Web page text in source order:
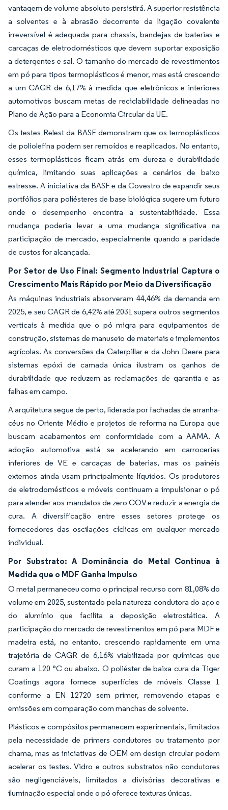
vantagem de volume absoluto persistirá. A superior resistência
a solventes e à abrasão decorrente da ligação covalente
irreversível é adequada para chassis, bandejas de baterias e
carcaças de eletrodomésticos que devem suportar exposição
a detergentes e sal. O tamanho do mercado de revestimentos
em pó para tipos termoplásticos é menor, mas está crescendo
a um CAGR de 6,17% à medida que eletrônicos e interiores
automotivos buscam metas de reciclabilidade delineadas no
Plano de Ação para a Economia Circular da UE.
Os testes Relest da BASF demonstram que os termoplásticos
de poliolefina podem ser remoídos e reaplicados. No entanto,
esses termoplásticos ficam atrás em dureza e durabilidade
química, limitando suas aplicações a cenários de baixo
estresse. A iniciativa da BASF e da Covestro de expandir seus
portfólios para poliésteres de base biológica sugere um futuro
onde o desempenho encontra a sustentabilidade. Essa
mudança poderia levar a uma mudança significativa na
participação de mercado, especialmente quando a paridade
de custos for alcançada.
Por Setor de Uso Final: Segmento Industrial Captura o
Crescimento Mais Rápido por Meio da Diversificação
As máquinas industriais absorveram 44,46% da demanda em
2025, e seu CAGR de 6,42% até 2031 supera outros segmentos
verticais à medida que o pó migra para equipamentos de
construção, sistemas de manuseio de materiais e implementos
agrícolas. As conversões da Caterpillar e da John Deere para
sistemas epóxi de camada única ilustram os ganhos de
durabilidade que reduzem as reclamações de garantia e as
falhas em campo.
A arquitetura segue de perto, liderada por fachadas de arranha-
céus no Oriente Médio e projetos de reforma na Europa que
buscam acabamentos em conformidade com a AAMA. A
adoção automotiva está se acelerando em carrocerias
inferiores de VE e carcaças de baterias, mas os painéis
externos ainda usam principalmente líquidos. Os produtores
de eletrodomésticos e móveis continuam a impulsionar o pó
para atender aos mandatos de zero COV e reduzir a energia de
cura. A diversificação entre esses setores protege os
fornecedores das oscilações cíclicas em qualquer mercado
individual.
Por Substrato: A Dominância do Metal Continua à
Medida que o MDF Ganha Impulso
O metal permaneceu como o principal recurso com 81,08% do
volume em 2025, sustentado pela natureza condutora do aço e
do alumínio que facilita a deposição eletrostática. A
participação do mercado de revestimentos em pó para MDF e
madeira está, no entanto, crescendo rapidamente em uma
trajetória de CAGR de 6,16% viabilizada por químicas que
curam a 120 °C ou abaixo. O poliéster de baixa cura da Tiger
Coatings agora fornece superfícies de móveis Classe 1
conforme a EN 12720 sem primer, removendo etapas e
emissões em comparação com manchas de solvente.
Plásticos e compósitos permanecem experimentais, limitados
pela necessidade de primers condutores ou tratamento por
chama, mas as iniciativas de OEM em design circular podem
acelerar os testes. Vidro e outros substratos não condutores
são negligenciáveis, limitados a divisórias decorativas e
iluminação especial onde o pó oferece texturas únicas.